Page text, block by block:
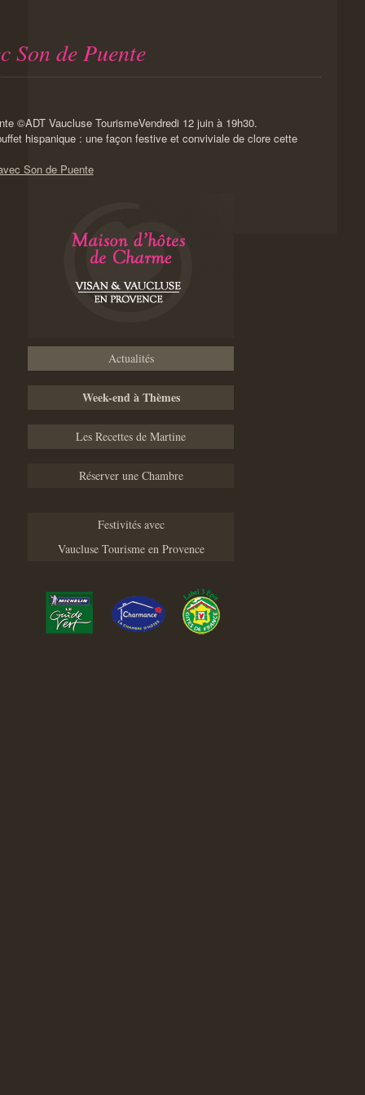
Son de Puente
Vendredi 12 juin à 19h30.
hispanique : une façon festive et conviviale de clore cette
Son de Puente
Actualités
Week-end à Thèmes
Les Recettes de Martine
Réserver une Chambre
Festivités avec
Vaucluse Tourisme en Provence